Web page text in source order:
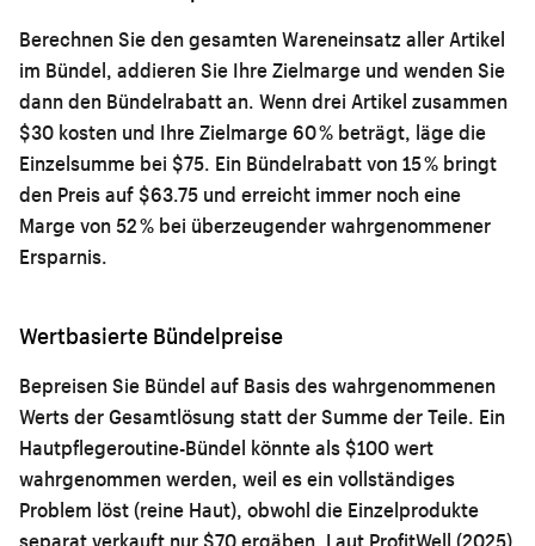
Berechnen Sie den gesamten Wareneinsatz aller Artikel
im Bündel, addieren Sie Ihre Zielmarge und wenden Sie
dann den Bündelrabatt an. Wenn drei Artikel zusammen
$30 kosten und Ihre Zielmarge 60 % beträgt, läge die
Einzelsumme bei $75. Ein Bündelrabatt von 15 % bringt
den Preis auf $63.75 und erreicht immer noch eine
Marge von 52 % bei überzeugender wahrgenommener
Ersparnis.
Wertbasierte Bündelpreise
Bepreisen Sie Bündel auf Basis des wahrgenommenen
Werts der Gesamtlösung statt der Summe der Teile. Ein
Hautpflegeroutine-Bündel könnte als $100 wert
wahrgenommen werden, weil es ein vollständiges
Problem löst (reine Haut), obwohl die Einzelprodukte
separat verkauft nur $70 ergäben. Laut ProfitWell (2025)